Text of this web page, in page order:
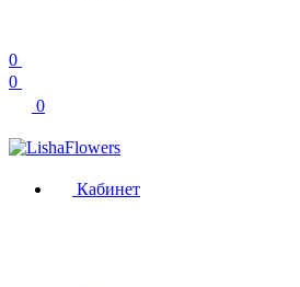
0
0
0
Кабинет